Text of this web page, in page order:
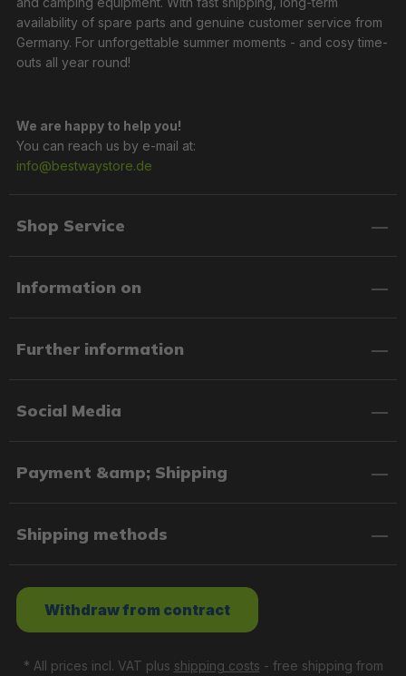
availability of spare parts and genuine customer service from
Germany. For unforgettable summer moments - and cosy time-
outs all year round!
We are happy to help you!
You can reach us by e-mail at:
info@bestwaystore.de
Shop Service
Information on
Further information
Social Media
Payment &amp; Shipping
Shipping methods
Withdraw from contract
* All prices incl. VAT plus shipping costs - free shipping from